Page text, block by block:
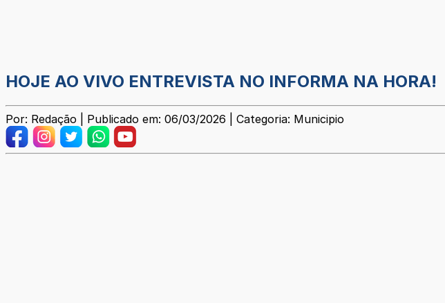
HOJE AO VIVO ENTREVISTA NO INFORMA NA HORA!
Por: Redação | Publicado em: 06/03/2026 | Categoria: Municipio